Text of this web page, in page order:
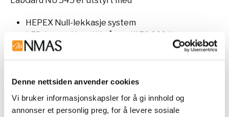
Denne nettsiden anvender cookies
Vi bruker informasjonskapsler for å gi innhold og
annonser et personlig preg, for å levere sosiale
HEPEX Null-lekkasje system
LED-lys med levetid på opptil 50 000 timer
Automatisk dekontaminerings prosess
lukkes, da vil motorhastigen bli senket og lyset
slått av. Normal drift gjenopptas når døren blir
åpnet.